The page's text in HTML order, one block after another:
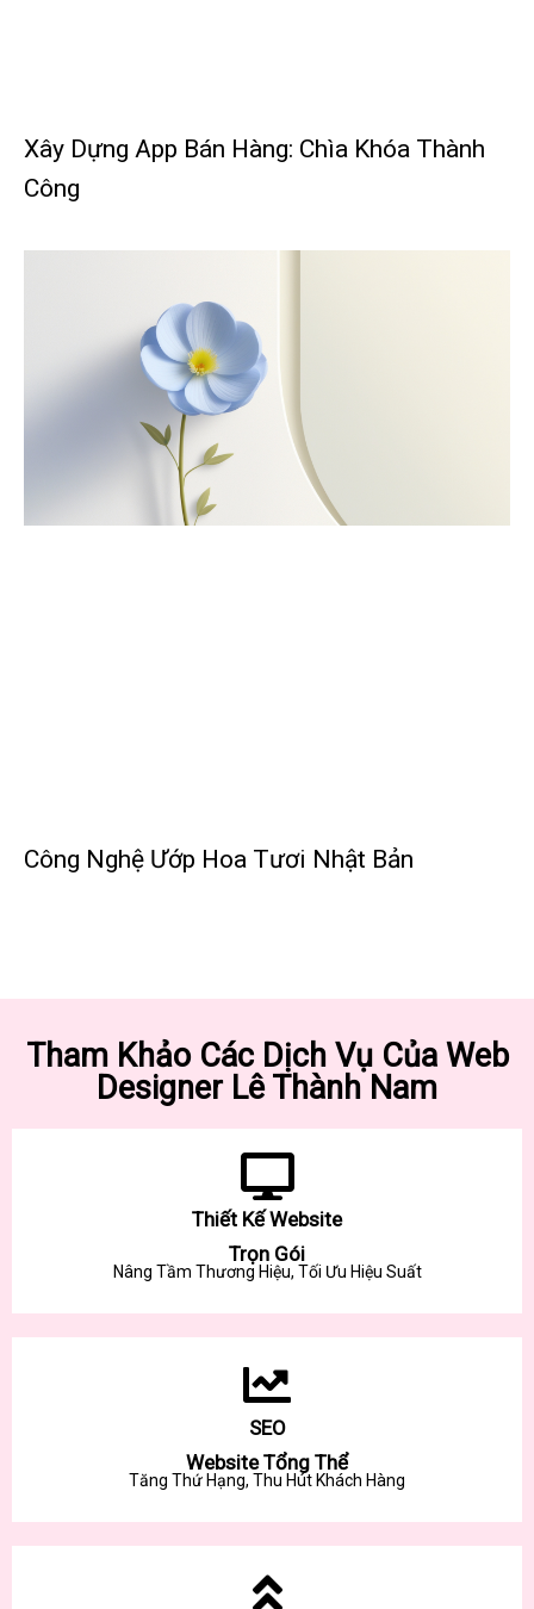
Xây Dựng App Bán Hàng: Chìa Khóa Thành
Công
Công Nghệ Ướp Hoa Tươi Nhật Bản
Tham Khảo Các Dịch Vụ Của Web
Designer Lê Thành Nam
Thiết Kế Website
Trọn Gói
Nâng Tầm Thương Hiệu, Tối Ưu Hiệu Suất
SEO
Website Tổng Thể
Tăng Thứ Hạng, Thu Hút Khách Hàng